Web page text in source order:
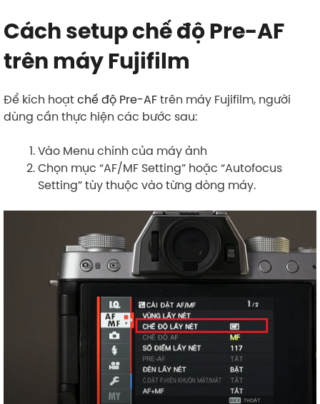
Cách setup chế độ Pre-AF
trên máy Fujifilm
Để kích hoạtchế độ Pre-AFtrên máy Fujifilm, người
dùng cần thực hiện các bước sau:
Vào Menu chính của máy ảnh
Chọn mục “AF/MF Setting” hoặc “Autofocus
Setting” tùy thuộc vào từng dòng máy.